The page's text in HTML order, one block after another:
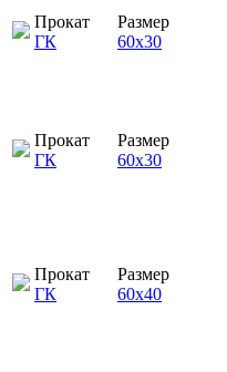
Прокат
ГК
Размер
60х30
Прокат
ГК
Размер
60х30
Прокат
ГК
Размер
60х40